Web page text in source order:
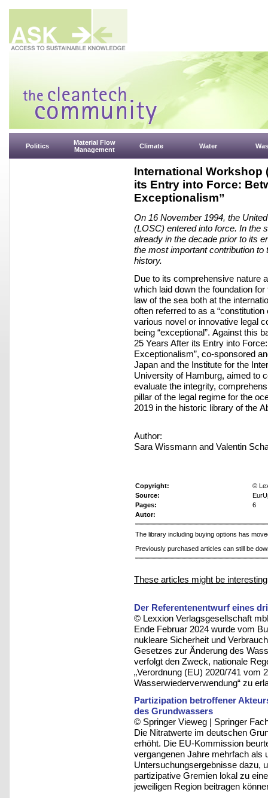
Politics
Material Flow
Management
Climate Water
International Workshop
its Entry into Force:
Exceptionalism”
On 16 November 1994, the
(LOSC) entered into force. In the
already in the decade prior to its
the most important contribution to
history.
Due to its comprehensive nature
which laid down the foundation
law of the sea both at the
often referred to as a
various novel or innovative legal
being “exceptional”. Against this
25 Years After its Entry into
Exceptionalism”, co-sponsored
Japan and the Institute for the
University of Hamburg, aimed to
evaluate the integrity,
pillar of the legal regime for the
2019 in the historic library of the
Author:
Sara Wissmann and Valentin
Copyright:
©
Source:
Pages:
6
Autor:
The library including buying options has
Previously purchased articles can still be
These articles might be
Der Referentenentwurf eines
© Lexxion Verlagsgesellschaft
Ende Februar 2024 wurde vom
nukleare Sicherheit und
Gesetzes zur Änderung des
verfolgt den Zweck, nationale
„Verordnung (EU) 2020/741 vom
Wasserwiederverwendung“ zu
Partizipation betroffener
des Grundwassers
© Springer Vieweg | Springer
Die Nitratwerte im deutschen
erhöht. Die EU-Kommission
vergangenen Jahre mehrfach als
Untersuchungsergebnisse dazu,
partizipative Gremien lokal zu
jeweiligen Region beitragen